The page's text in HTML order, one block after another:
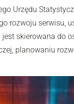
Urzędu
rozwoju serwisu,
skierowana do
planowaniu